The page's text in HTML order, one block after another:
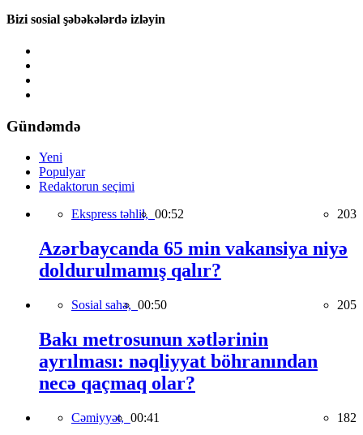
Bizi sosial şəbəkələrdə izləyin
Gündəmdə
Yeni
Populyar
Redaktorun seçimi
Ekspress təhlil, 00:52 203
Azərbaycanda 65 min vakansiya niyə
doldurulmamış qalır?
Sosial sahə, 00:50 205
Bakı metrosunun xətlərinin
ayrılması: nəqliyyat böhranından
necə qaçmaq olar?
Cəmiyyət, 00:41 182